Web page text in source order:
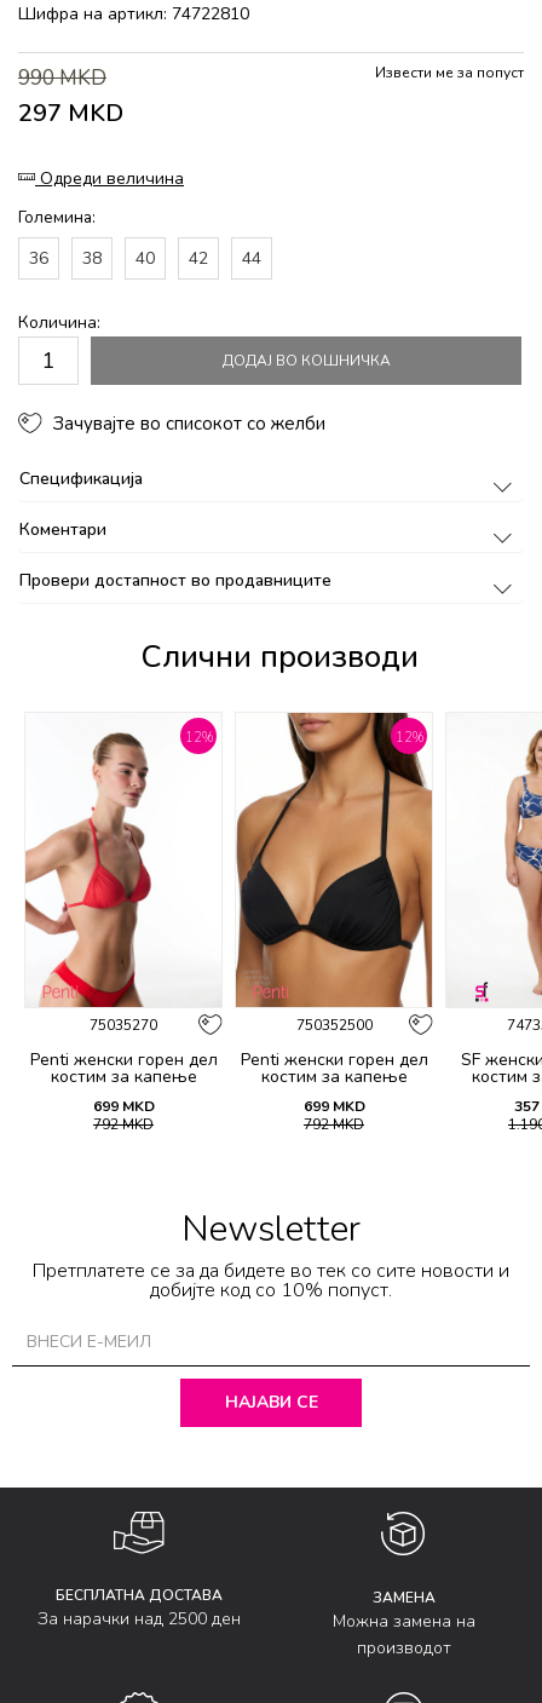
Шифра на артикл: 74722810
990MKD
297 MKD
Извести ме за попуст
Одреди величина
Големина:
36
38 40 42 44
Количина:
ДОДАЈ ВО КОШНИЧКА
Зачувајте во списокот со желби
Спецификација
Коментари
Провери достапност во продавниците
Слични производи
12%
75035270
Penti женски горeн дел
костим за капење
TOP
699 MKD
792MKD
12%
750352500
Penti женски горeн дел
костим за капење
TOP
699 MKD
792MKD
SF
костим
357
Newsletter
Претплатете се за да бидете во тек со сите новости и
добијте код со 10% попуст.
НАЈАВИ СЕ
БЕСПЛАТНА ДОСТАВА
За нарачки над 2500 ден
ЗАМЕНА
Можна замена на
производот